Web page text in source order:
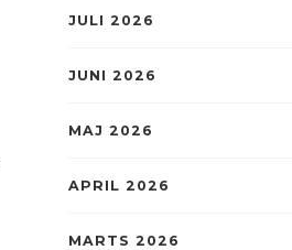
JULI 2026
JUNI 2026
MAJ 2026
APRIL 2026
MARTS 2026